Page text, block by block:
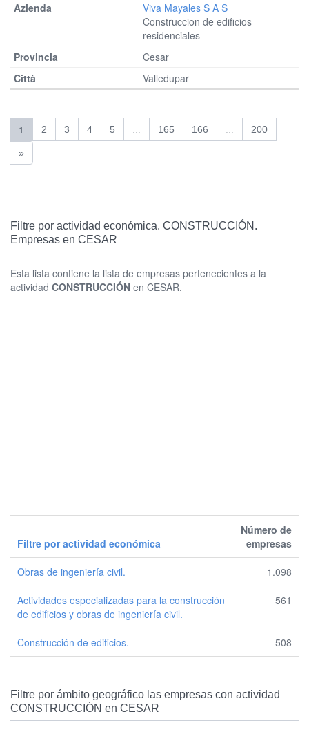
Viva Mayales S A S
Construccion de edificios
residenciales
Cesar
Valledupar
1 2 3 4 5 ... 165 166 ... 200
»
Filtre por actividad económica. CONSTRUCCIÓN.
Empresas en CESAR
Esta lista contiene la lista de empresas pertenecientes a la
actividad CONSTRUCCIÓN en CESAR.
Filtre por actividad económica
Número de
empresas
Obras de ingeniería civil. 1.098
Actividades especializadas para la construcción
de edificios y obras de ingeniería civil.
561
Construcción de edificios. 508
Filtre por ámbito geográfico las empresas con actividad
CONSTRUCCIÓN en CESAR